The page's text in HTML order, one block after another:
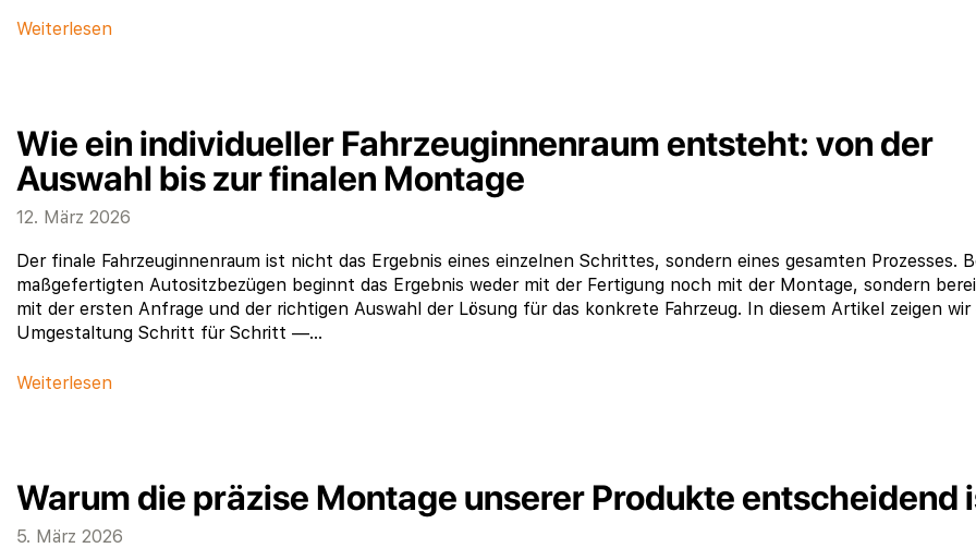
Weiterlesen
Wie ein individueller Fahrzeuginnenraum entsteht: von der
Auswahl bis zur finalen Montage
12. März 2026
Der finale Fahrzeuginnenraum ist nicht das Ergebnis eines einzelnen Schrittes, sondern eines gesamten Prozesses.
maßgefertigten Autositzbezügen beginnt das Ergebnis weder mit der Fertigung noch mit der Montage, sondern
mit der ersten Anfrage und der richtigen Auswahl der Lösung für das konkrete Fahrzeug. In diesem Artikel zeigen wir
Umgestaltung Schritt für Schritt —…
Weiterlesen
Warum die präzise Montage unserer Produkte entscheidend
5. März 2026